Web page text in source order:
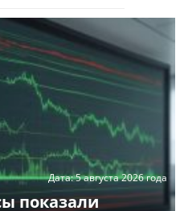
показали
Дата:5 августа 2026 года